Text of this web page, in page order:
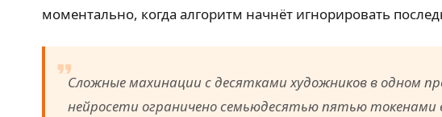
моментально, когда алгоритм начнёт игнорировать
Сложные махинации с десятками художников в одном
нейросети ограничено семьюдесятью пятью токенами